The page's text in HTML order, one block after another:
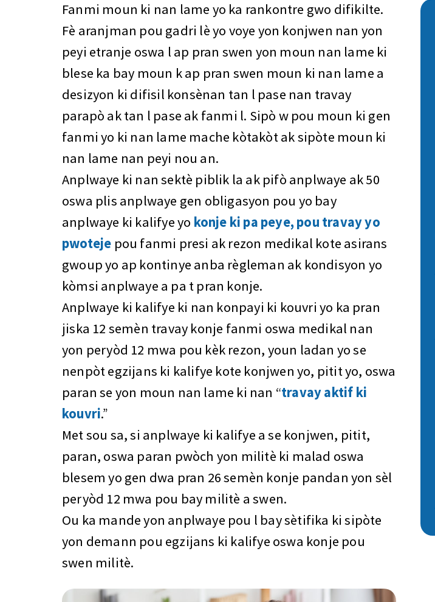
Fanmi moun ki nan lame yo ka rankontre gwo difikilte.
Fè aranjman pou gadri lè yo voye yon konjwen nan yon
peyi etranje oswa l ap pran swen yon moun nan lame ki
blese ka bay moun k ap pran swen moun ki nan lame a
desizyon ki difisil konsènan tan l pase nan travay
parapò ak tan l pase ak fanmi l. Sipò w pou moun ki gen
fanmi yo ki nan lame mache kòtakòt ak sipòte moun ki
nan lame nan peyi nou an.
Anplwaye ki nan sektè piblik la ak pifò anplwaye ak 50
oswa plis anplwaye gen obligasyon pou yo bay
anplwaye ki kalifye yo konje ki pa peye, pou travay yo
pwoteje pou fanmi presi ak rezon medikal kote asirans
gwoup yo ap kontinye anba règleman ak kondisyon yo
kòmsi anplwaye a pa t pran konje.
Anplwaye ki kalifye ki nan konpayi ki kouvri yo ka pran
jiska 12 semèn travay konje fanmi oswa medikal nan
yon peryòd 12 mwa pou kèk rezon, youn ladan yo se
nenpòt egzijans ki kalifye kote konjwen yo, pitit yo, oswa
paran se yon moun nan lame ki nan “travay aktif ki
kouvri.”
Met sou sa, si anplwaye ki kalifye a se konjwen, pitit,
paran, oswa paran pwòch yon militè ki malad oswa
blesem yo gen dwa pran 26 semèn konje pandan yon sèl
peryòd 12 mwa pou bay militè a swen.
Ou ka mande yon anplwaye pou l bay sètifika ki sipòte
yon demann pou egzijans ki kalifye oswa konje pou
swen militè.